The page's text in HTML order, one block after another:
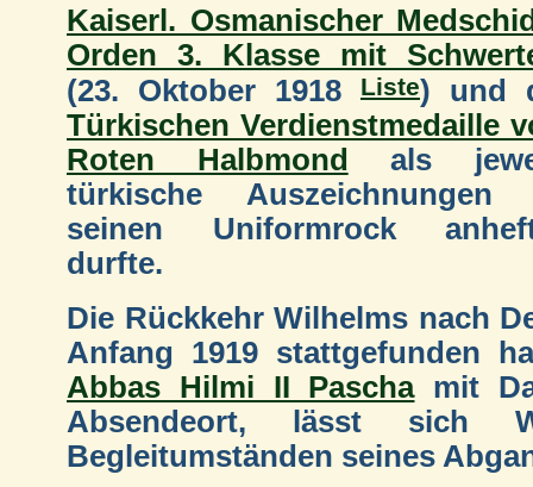
Kaiserl. Osmanischer
Orden 3. Klasse mit
(23. Oktober 1918
Liste) und
Türkischen Verdienstmedaille
Roten Halbmond
als
türkische Auszeichnungen
seinen Uniformrock
durfte.
Die Rückkehr Wilhelms nach
Anfang 1919 stattgefunden
Abbas Hilmi II Paschamit
Absendeort, lässt sich
Begleitumständen seines